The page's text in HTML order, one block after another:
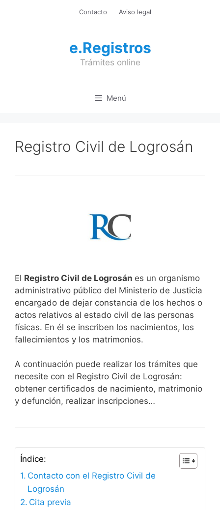
Contacto Aviso legal
e.Registros
Trámites online
Menú
Registro Civil de Logrosán
El Registro Civil de Logrosán es un organismo
administrativo público del Ministerio de Justicia
encargado de dejar constancia de los hechos o
actos relativos al estado civil de las personas
físicas. En él se inscriben los nacimientos, los
fallecimientos y los matrimonios.
A continuación puede realizar los trámites que
necesite con el Registro Civil de Logrosán:
obtener certificados de nacimiento, matrimonio
y defunción, realizar inscripciones…
Índice:
Contacto con el Registro Civil de
Logrosán
Cita previa